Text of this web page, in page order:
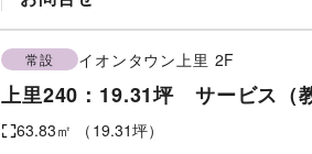
常設 イオンタウン上里 2F
上里240：19.31坪 サービス（
63.83㎡ （ 19.31坪）